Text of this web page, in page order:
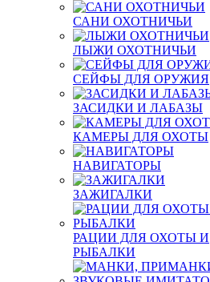
САНИ ОХОТНИЧЬИ
ЛЫЖИ ОХОТНИЧЬИ
СЕЙФЫ ДЛЯ ОРУЖИЯ
ЗАСИДКИ И ЛАБАЗЫ
КАМЕРЫ ДЛЯ ОХОТЫ
НАВИГАТОРЫ
ЗАЖИГАЛКИ
РАЦИИ ДЛЯ ОХОТЫ И
РЫБАЛКИ